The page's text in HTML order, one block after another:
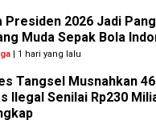
Presiden 2026 Jadi
Muda Sepak Bola
| 1 hari yang lalu
Tangsel Musnahkan
Ilegal Senilai Rp230